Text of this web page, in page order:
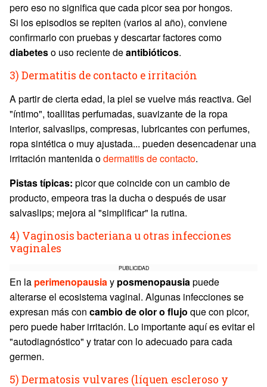
pero eso no significa que cada picor sea por hongos.
Si los episodios se repiten (varios al año), conviene
confirmarlo con pruebas y descartar factores como
diabeteso uso reciente deantibióticos.
3) Dermatitis de contacto e irritación
A partir de cierta edad, la piel se vuelve más reactiva. Gel
"íntimo", toallitas perfumadas, suavizante de la ropa
interior, salvaslips, compresas, lubricantes con perfumes,
ropa sintética o muy ajustada... pueden desencadenar una
irritación mantenida odermatitis de contacto.
Pistas típicas: picor que coincide con un cambio de
producto, empeora tras la ducha o después de usar
salvaslips; mejora al "simplificar" la rutina.
4) Vaginosis bacteriana u otras infecciones
vaginales
PUBLICIDAD
En la perimenopausiay posmenopausiapuede
alterarse el ecosistema vaginal. Algunas infecciones se
expresan más con cambio de olor o flujo que con picor,
pero puede haber irritación. Lo importante aquí es evitar el
"autodiagnóstico" y tratar con lo adecuado para cada
germen.
5) Dermatosis vulvares (líquen escleroso y